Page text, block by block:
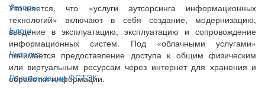
Авторы
Блоги
Читалка
Рекомендации ФСТЭК
Уточняется, что «услуги аутсорсинга информационных
технологий» включают в себя создание, модернизацию,
введение в эксплуатацию, эксплуатацию и сопровождение
информационных систем. Под «облачными услугами»
понимается предоставление доступа к общим физическим
или виртуальным ресурсам через интернет для хранения и
обработки информации.